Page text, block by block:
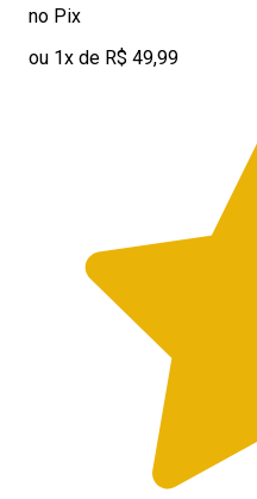
no Pix
ou 1x de R$ 49,99